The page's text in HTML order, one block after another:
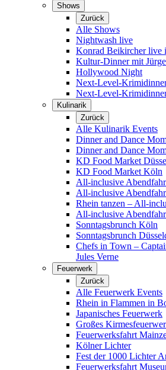
Shows
Zurück
Alle Shows
Nightwash live
Konrad Beikircher live
Kultur-Dinner mit
Hollywood Night
Next-Level-
Next-Level-
Kulinarik
Zurück
Alle Kulinarik Events
Dinner and Dance
Dinner and Dance
KD Food Market
KD Food Market Köln
All-inclusive
All-inclusive
Rhein tanzen – All-
All-inclusive
Sonntagsbrunch Köln
Sonntagsbrunch
Chefs in Town –
Jules Verne
Feuerwerk
Zurück
Alle Feuerwerk Events
Rhein in Flammen in
Japanisches Feuerwerk
Großes
Feuerwerksfahrt
Kölner Lichter
Fest der 1000 Lichter
Feuerwerksfahrt